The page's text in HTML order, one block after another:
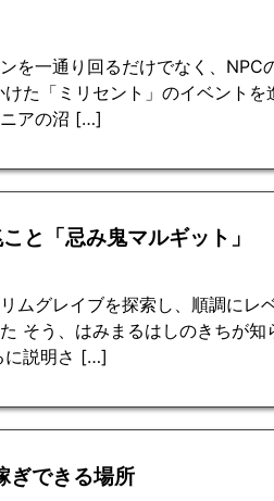
を一通り回るだけでなく、NPC
た「ミリセント」のイベント
アの沼 […]
「忌み鬼マルギット」
ムグレイブを探索し、順調にレ
そう、はみまるはしのきちが
に説明さ […]
ぎできる場所